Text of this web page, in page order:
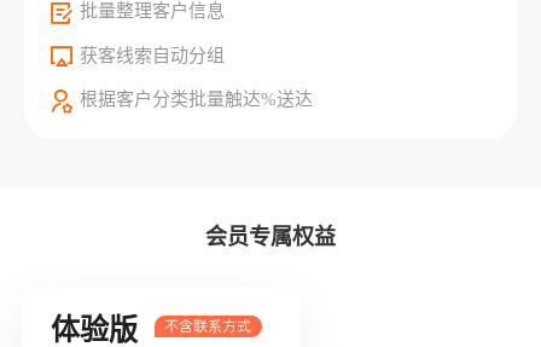
批量整理客户信息
获客线索自动分组
根据客户分类批量触达%送达
会员专属权益
体验版